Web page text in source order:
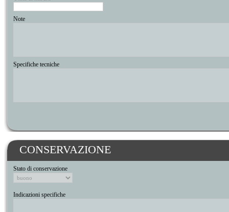
Note
Specifiche tecniche
CONSERVAZIONE
Stato di conservazione
Indicazioni specifiche